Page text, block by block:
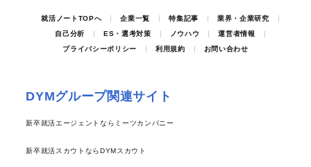
就活ノートTOPへ 企業一覧 特集記事
業界・企業研究
自己分析
ES・選考対策 ノウハウ
運営者情報
プライバシーポリシー
利用規約 お問い合わせ
DYMグループ関連サイト
新卒就活エージェントならミーツカンパニー
新卒就活スカウトならDYMスカウト